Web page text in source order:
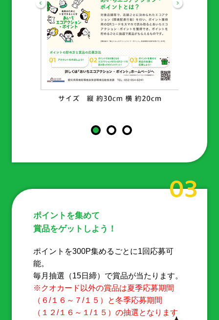
03
ポイントを集めて
賞品をゲットしよう！
ポイントを300P集めるごとに1回応募可
能。
毎月抽選（15日締）で賞品が当たります。
※クオカード以外の賞品は夏季応募期間
（６/１６～７/１５）と冬季応募期間
（１２/１６～１/１５）の抽選となります